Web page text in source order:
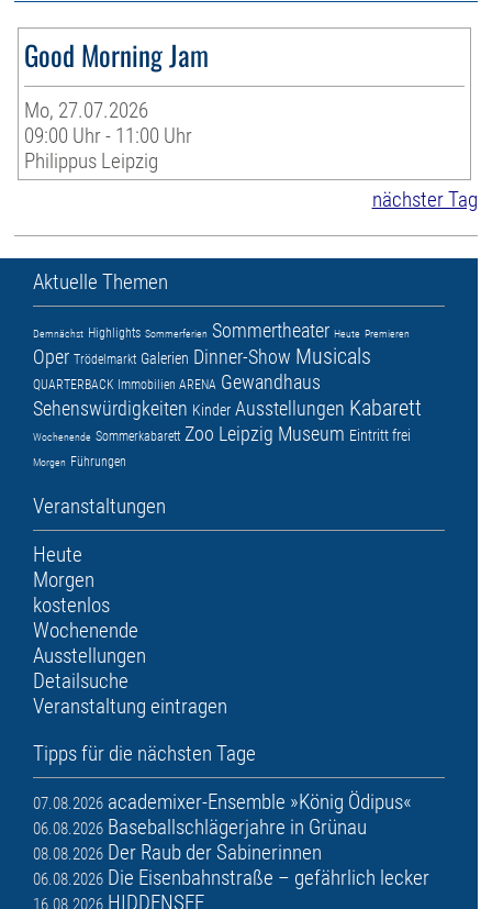
Good Morning Jam
Mo, 27.07.2026
09:00 Uhr - 11:00 Uhr
Philippus Leipzig
nächster Tag
Aktuelle Themen
Demnächst Highlights Sommerferien Sommertheater Heute Premieren
Oper Trödelmarkt Galerien Dinner-Show Musicals
QUARTERBACK Immobilien ARENA Gewandhaus
Sehenswürdigkeiten Kinder Ausstellungen Kabarett
Wochenende Sommerkabarett Zoo Leipzig Museum Eintritt frei
Morgen Führungen
Veranstaltungen
Heute
Morgen
kostenlos
Wochenende
Ausstellungen
Detailsuche
Veranstaltung eintragen
Tipps für die nächsten Tage
07.08.2026 academixer-Ensemble »König Ödipus«
06.08.2026 Baseballschlägerjahre in Grünau
08.08.2026 Der Raub der Sabinerinnen
06.08.2026 Die Eisenbahnstraße – gefährlich lecker
16.08.2026 HIDDENSEE